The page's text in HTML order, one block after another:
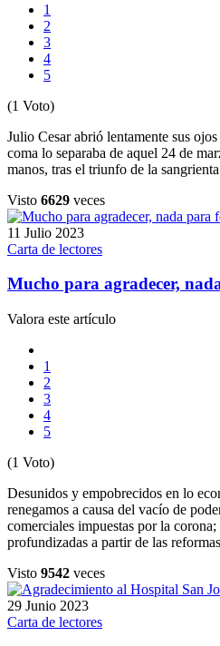
1
2
3
4
5
(1 Voto)
Julio Cesar abrió lentamente sus
coma lo separaba de aquel 24 de
manos, tras el triunfo de la
Visto 6629 veces
11 Julio 2023
Carta de lectores
Mucho para agradecer,
Valora este artículo
1
2
3
4
5
(1 Voto)
Desunidos y empobrecidos en lo
renegamos a causa del vacío de
comerciales impuestas por la
profundizadas a partir de las
Visto 9542 veces
29 Junio 2023
Carta de lectores